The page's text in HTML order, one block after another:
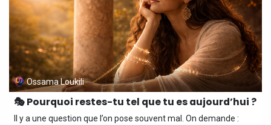
Ossama Loukili
🎭 Pourquoi restes-tu tel que tu es aujourd’hui ?
Il y a une question que l’on pose souvent mal. On demande :